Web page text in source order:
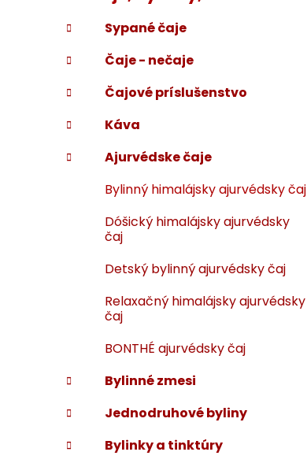
a
n
l
i
Sypané čaje
Čaje - nečaje
Čajové príslušenstvo
Káva
Ajurvédske čaje
Bylinný himalájsky ajurvédsky čaj
Dóšický himalájsky ajurvédsky
čaj
Detský bylinný ajurvédsky čaj
Relaxačný himalájsky ajurvédsky
čaj
BONTHÉ ajurvédsky čaj
Bylinné zmesi
Jednodruhové byliny
Bylinky a tinktúry